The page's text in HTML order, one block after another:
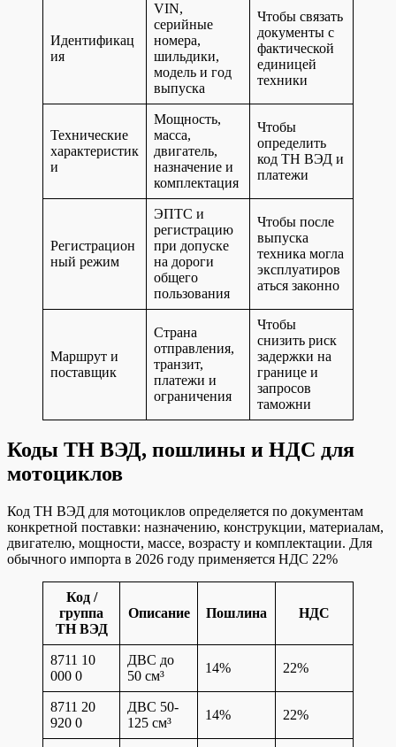
Идентификац
ия
VIN,
серийные
номера,
шильдики,
модель и год
выпуска
Чтобы связать
документы с
фактической
единицей
техники
Технические
характеристик
и
Мощность,
масса,
двигатель,
назначение и
комплектация
Чтобы
определить
код ТН ВЭД и
платежи
Регистрацион
ный режим
ЭПТС и
регистрацию
при допуске
на дороги
общего
пользования
Чтобы после
выпуска
техника могла
эксплуатиров
аться законно
Маршрут и
поставщик
Страна
отправления,
транзит,
платежи и
ограничения
Чтобы
снизить риск
задержки на
границе и
запросов
таможни
Коды ТН ВЭД, пошлины и НДС для
мотоциклов
Код ТН ВЭД для мотоциклов определяется по документам
конкретной поставки: назначению, конструкции, материалам,
двигателю, мощности, массе, возрасту и комплектации. Для
обычного импорта в 2026 году применяется НДС 22%
Код /
группа
ТН ВЭД
Описание Пошлина НДС
8711 10
000 0
ДВС до
50 см³
14% 22%
8711 20
920 0
ДВС 50-
125 см³
14% 22%